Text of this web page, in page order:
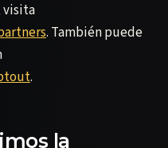
visita
. También puede
.
la